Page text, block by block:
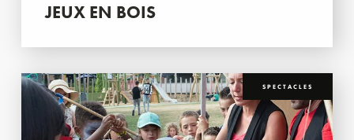
JEUX EN BOIS
SPECTACLES